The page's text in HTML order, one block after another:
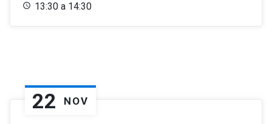
13:30 a 14:30
22 NOV